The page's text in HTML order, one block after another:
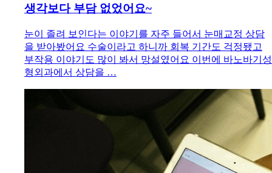
생각보다 부담 없었어요~
눈이 졸려 보인다는 이야기를 자주 들어서 눈매교정 상담
을 받아봤어요 수술이라고 하니까 회복 기간도 걱정됐고
부작용 이야기도 많이 봐서 망설였어요 이번에 바노바기성
형외과에서 상담을 …